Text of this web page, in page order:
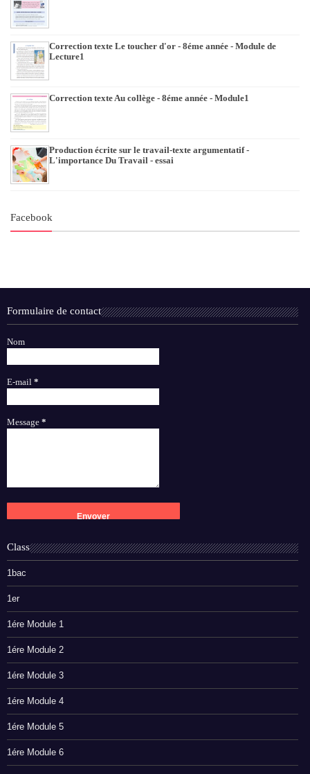
Correction texte Le toucher d'or - 8éme année - Module de
Lecture1
Correction texte Au collège - 8éme année - Module1
Production écrite sur le travail-texte argumentatif -
L'importance Du Travail - essai
Facebook
Formulaire de contact
Nom
E-mail *
Message *
Class
1bac
1er
1ére Module 1
1ére Module 2
1ére Module 3
1ére Module 4
1ére Module 5
1ére Module 6